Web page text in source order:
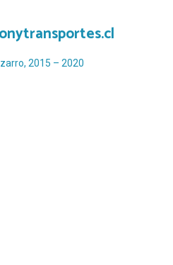
2015 – 2020